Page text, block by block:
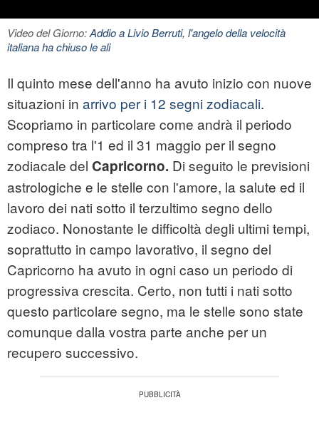
Video del Giorno:Addio a Livio Berruti, l'angelo della velocità
italiana ha chiuso le ali
Il quinto mese dell'anno ha avuto inizio con nuove
situazioni in arrivo per i 12 segni zodiacali.
Scopriamo in particolare come andrà il periodo
compreso tra l'1 ed il 31 maggio per il segno
zodiacale del Capricorno. Di seguito le previsioni
astrologiche e le stelle con l'amore, la salute ed il
lavoro dei nati sotto il terzultimo segno dello
zodiaco. Nonostante le difficoltà degli ultimi tempi,
soprattutto in campo lavorativo, il segno del
Capricorno ha avuto in ogni caso un periodo di
progressiva crescita. Certo, non tutti i nati sotto
questo particolare segno, ma le stelle sono state
comunque dalla vostra parte anche per un
recupero successivo.